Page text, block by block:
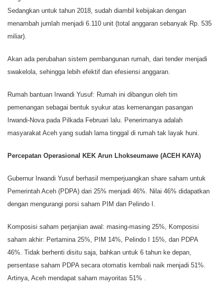
Sedangkan untuk tahun 2018, sudah diambil kebijakan dengan
menambah jumlah menjadi 6.110 unit (total anggaran sebanyak Rp. 535
miliar).
Akan ada perubahan sistem pembangunan rumah, dari tender menjadi
swakelola, sehingga lebih efektif dan efesiensi anggaran.
Rumah bantuan Irwandi Yusuf: Rumah ini dibangun oleh tim
pemenangan sebagai bentuk syukur atas kemenangan pasangan
Irwandi-Nova pada Pilkada Februari lalu. Penerimanya adalah
masyarakat Aceh yang sudah lama tinggal di rumah tak layak huni.
Percepatan Operasional KEK Arun Lhokseumawe (ACEH KAYA)
Gubernur Irwandi Yusuf berhasil memperjuangkan share saham untuk
Pemerintah Aceh (PDPA) dari 25% menjadi 46%. Nilai 46% didapatkan
dengan mengurangi porsi saham PIM dan Pelindo I.
Komposisi saham perjanjian awal: masing-masing 25%, Komposisi
saham akhir: Pertamina 25%, PIM 14%, Pelindo I 15%, dan PDPA
46%. Tidak berhenti disitu saja, bahkan untuk 6 tahun ke depan,
persentase saham PDPA secara otomatis kembali naik menjadi 51%.
Artinya, Aceh mendapat saham mayoritas 51% .